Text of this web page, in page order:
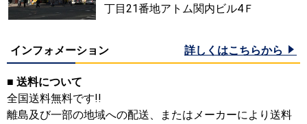
丁目21番地アトム関内ビル4Ｆ
インフォメーション 詳しくはこちらから
■ 送料について
全国送料無料です!!
離島及び一部の地域への配送、またはメーカーにより送料